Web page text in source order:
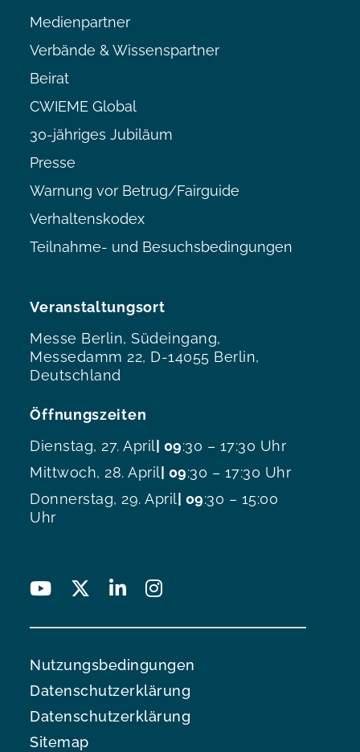
Veranstaltungsort
Messe Berlin, Südeingang,
Messedamm 22, D-14055 Berlin,
Deutschland
Öffnungszeiten
Dienstag, 27. April | 09:30 – 17:30 Uhr
Mittwoch, 28. April | 09:30 – 17:30 Uhr
Donnerstag, 29. April | 09:30 – 15:00
Uhr
Medienpartner
Verbände & Wissenspartner
Beirat
CWIEME Global
30-jähriges Jubiläum
Presse
Warnung vor Betrug/Fairguide
Verhaltenskodex
Teilnahme- und Besuchsbedingungen
Nutzungsbedingungen
Datenschutzerklärung
Datenschutzerklärung
Sitemap